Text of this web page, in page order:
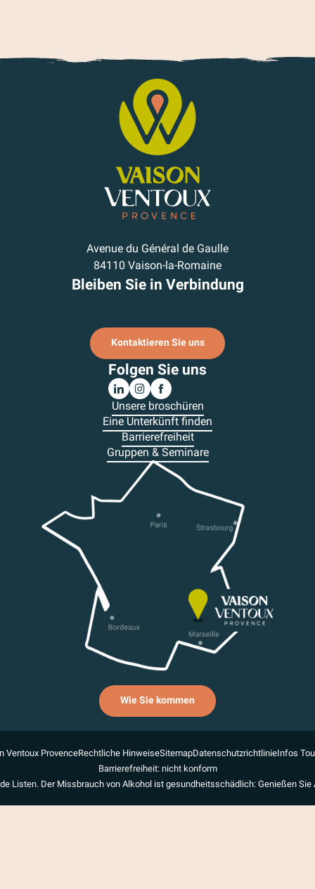
Avenue du Général de Gaulle
84110 Vaison-la-Romaine
Bleiben Sie in Verbindung
Kontaktieren Sie uns
Folgen Sie uns
Unsere broschüren
Eine Unterkünft finden
Barrierefreiheit
Gruppen & Seminare
Wie Sie kommen
Ventoux ProvenceRechtliche HinweiseSitemapDatenschutzrichtlinieInfos
Barrierefreiheit: nicht konform
Listen. Der Missbrauch von Alkohol ist gesundheitsschädlich: Genießen Sie